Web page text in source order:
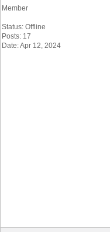
Member
Status: Offline
Posts: 17
Date: Apr 12, 2024